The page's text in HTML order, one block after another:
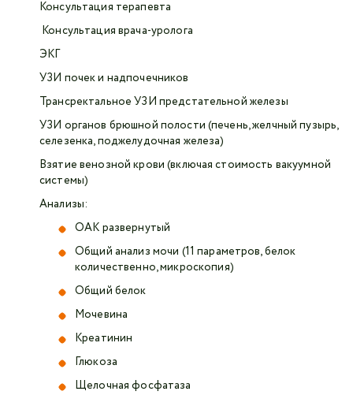
Консультация терапевта
Консультация врача-уролога
ЭКГ
УЗИ почек и надпочечников
Трансректальное УЗИ предстательной железы
УЗИ органов брюшной полости (печень, желчный пузырь,
селезенка, поджелудочная железа)
Взятие венозной крови (включая стоимость вакуумной
системы)
Анализы:
ОАК развернутый
Общий анализ мочи (11 параметров, белок
количественно, микроскопия)
Общий белок
Мочевина
Креатинин
Глюкоза
Щелочная фосфатаза